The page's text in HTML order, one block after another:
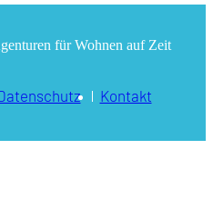
für Wohnen auf Zeit
Kontakt